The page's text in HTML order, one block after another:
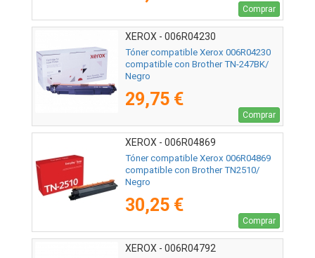
Comprar
XEROX - 006R04230
Tóner compatible Xerox 006R04230
compatible con Brother TN-247BK/
Negro
29,75 €
Comprar
XEROX - 006R04869
Tóner compatible Xerox 006R04869
compatible con Brother TN2510/
Negro
30,25 €
Comprar
XEROX - 006R04792